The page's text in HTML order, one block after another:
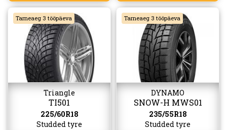
Tarneaeg 3 tööpäeva
Triangle
TI501
225/60R18
Studded tyre
Tarneaeg 3 tööpäeva
DYNAMO
SNOW-H MWS01
(W517)
235/55R18
Studded tyre